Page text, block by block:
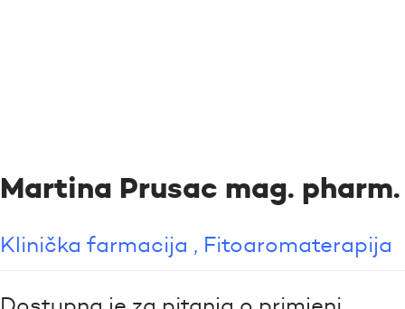
Martina Prusac mag. pharm.
Klinička farmacija , Fitoaromaterapija